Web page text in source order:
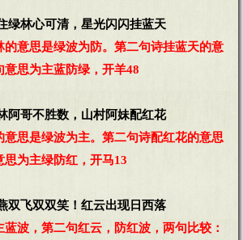
绿林心可清，星光闪闪挂蓝天
的意思是绿波为防。第二句诗挂蓝天的意
思为主蓝防绿，开羊48
阿哥不胜数，山村阿妹配红花
意思是绿波为主。第二句诗配红花的意思
为主绿防红，开马13
双飞双双笑！红云出现日西落
波，第二句红云，防红波，两句比较：